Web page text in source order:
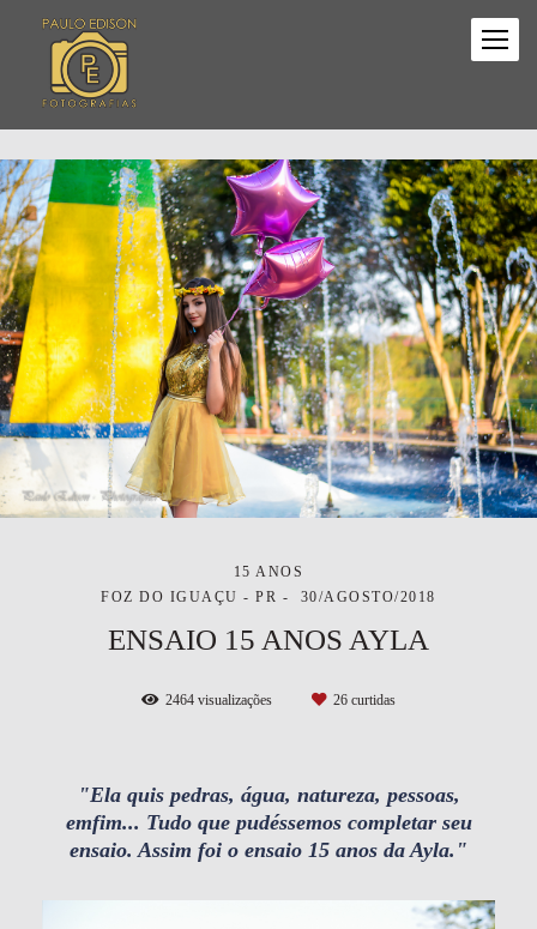
15 ANOS
FOZ DO IGUAÇU - PR
30/AGOSTO/2018
ENSAIO 15 ANOS AYLA
2464 visualizações 26 curtidas
"Ela quis pedras, água, natureza, pessoas,
emfim... Tudo que pudéssemos completar seu
ensaio. Assim foi o ensaio 15 anos da Ayla."